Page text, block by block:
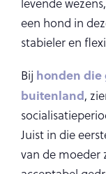
levende
een hond in
stabieler en
Bij honden die
buitenland,
Juist in die
van de moeder